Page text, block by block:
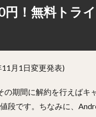
！無料トラ
月1日変更発表)
期間に解約を行えばキ
段です。ちなみに、